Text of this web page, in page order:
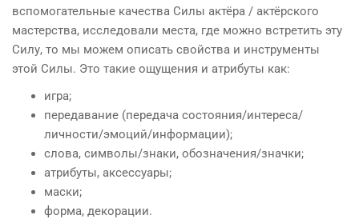
вспомогательные качества Силы актёра / актёрского
мастерства, исследовали места, где можно встретить эту
Силу, то мы можем описать свойства и инструменты
этой Силы. Это такие ощущения и атрибуты как:
игра;
передавание (передача состояния/интереса/
личности/эмоций/информации);
слова, символы/знаки, обозначения/значки;
атрибуты, аксессуары;
маски;
форма, декорации.